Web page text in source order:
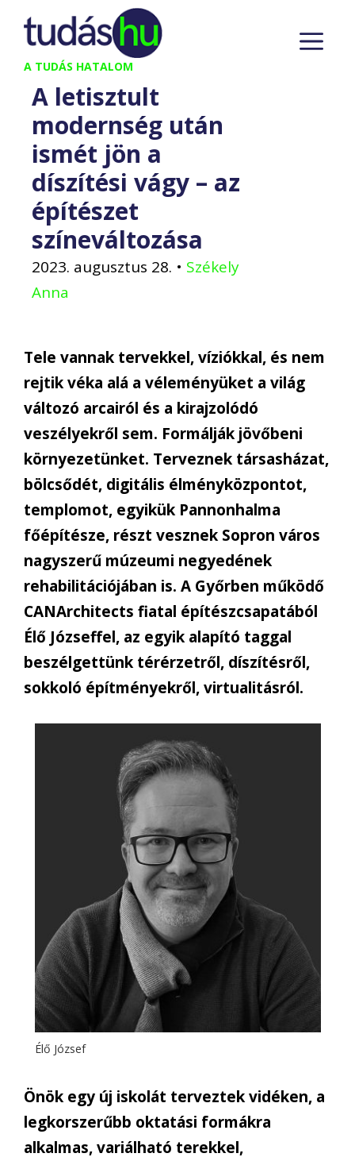
Kilépés
tartalomba
A TUDÁS HATALOM
A letisztult
modernség után
ismét jön a
díszítési vágy – az
építészet
színeváltozása
2023. augusztus 28. • Székely
Anna
Tele vannak tervekkel, víziókkal, és nem
rejtik véka alá a véleményüket a világ
változó arcairól és a kirajzolódó
veszélyekről sem. Formálják jövőbeni
környezetünket. Terveznek társasházat,
bölcsődét, digitális élményközpontot,
templomot, egyikük Pannonhalma
főépítésze, részt vesznek Sopron város
nagyszerű múzeumi negyedének
rehabilitációjában is. A Győrben működő
CANArchitects fiatal építészcsapatából
Élő Józseffel, az egyik alapító taggal
beszélgettünk térérzetről, díszítésről,
sokkoló építményekről, virtualitásról.
Élő József
Önök egy új iskolát terveztek vidéken, a
legkorszerűbb oktatási formákra
alkalmas, variálható terekkel,